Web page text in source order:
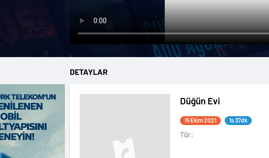
DETAYLAR
Düğün Evi
15 Ekim 2021 1s 37dk
Tür: